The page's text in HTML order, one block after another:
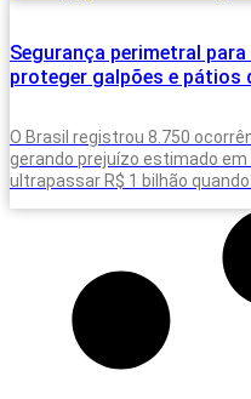
Segurança perimetral
proteger galpões e pátios
O Brasil registrou 8.750
gerando prejuízo estimado
ultrapassar R$ 1 bilhão